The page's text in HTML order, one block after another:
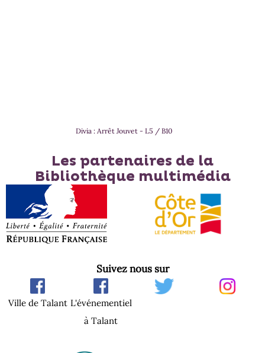
Divia : Arrêt Jouvet - L5 / B10
Les partenaires de la
Bibliothèque multimédia
Suivez nous sur
Ville de Talant L'événementiel
à Talant